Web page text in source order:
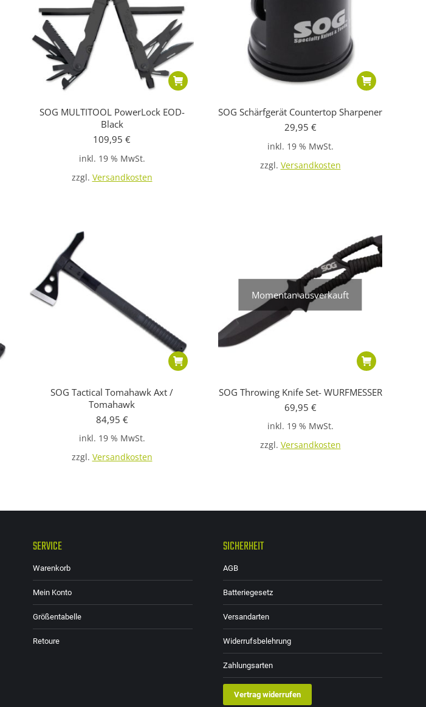
SOG MULTITOOL PowerLock EOD-
Black
109,95 €
inkl. 19 % MwSt.
zzgl. Versandkosten
SOG Schärfgerät Countertop Sharpener
29,95 €
inkl. 19 % MwSt.
zzgl. Versandkosten
SOG Tactical Tomahawk Axt /
Tomahawk
84,95 €
inkl. 19 % MwSt.
zzgl. Versandkosten
Momentan ausverkauft
SOG Throwing Knife Set- WURFMESSER
69,95 €
inkl. 19 % MwSt.
zzgl. Versandkosten
SERVICE
Warenkorb
Mein Konto
Größentabelle
Retoure
SICHERHEIT
AGB
Batteriegesetz
Versandarten
Widerrufsbelehrung
Zahlungsarten
Vertrag widerrufen